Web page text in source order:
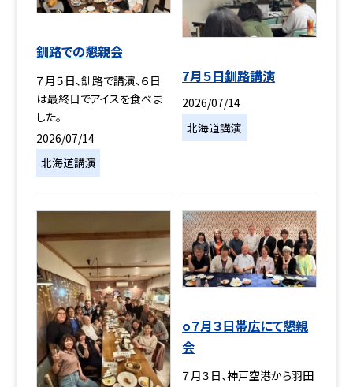
釧路での懇親会
７月５日、釧路で講演、６日
は最終日でアイスを食べま
した。
2026/07/14
北海道講演
7月５日釧路講演
2026/07/14
北海道講演
o７月３日帯広にて懇親
会
７月３日、神戸空港から羽田